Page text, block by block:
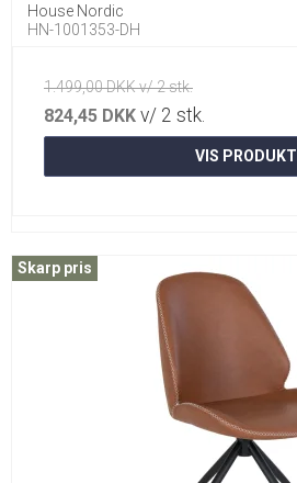
House Nordic
HN-1001353-DH
1.499,00 DKK v/ 2 stk.
824,45 DKK v/ 2 stk.
VIS PRODUKT
Skarp pris